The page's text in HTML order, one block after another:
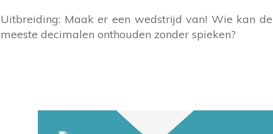
Uitbreiding: Maak er een wedstrijd van! Wie kan de
meeste decimalen onthouden zonder spieken?